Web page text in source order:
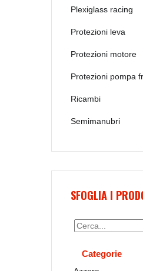
Plexiglass racing
Protezioni leva
Protezioni motore
Protezioni pompa
Ricambi
Semimanubri
SFOGLIA I
Categorie